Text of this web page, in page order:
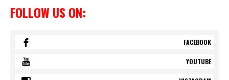
FOLLOW US ON:
FACEBOOK
YOUTUBE